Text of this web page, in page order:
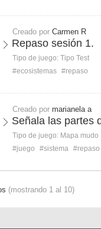
Creado por Carmen R
Repaso sesión 1.
Tipo de juego: Tipo Test
#ecosistemas #repaso
Creado por marianela a
Señala las partes
Tipo de juego: Mapa mudo
#juego
#sistema #repaso
(mostrando 1 al 10)